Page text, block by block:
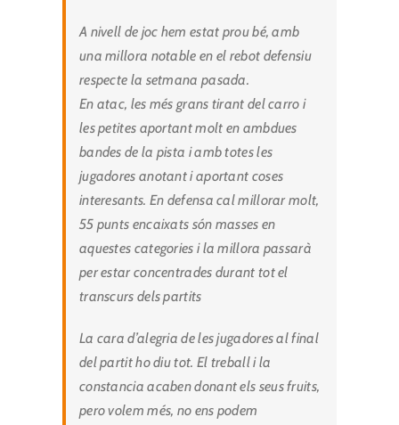
A nivell de joc hem estat prou bé, amb
una millora notable en el rebot defensiu
respecte la setmana pasada.
En atac, les més grans tirant del carro i
les petites aportant molt en ambdues
bandes de la pista i amb totes les
jugadores anotant i aportant coses
interesants. En defensa cal millorar molt,
55 punts encaixats són masses en
aquestes categories i la millora passarà
per estar concentrades durant tot el
transcurs dels partits
La cara d’alegria de les jugadores al final
del partit ho diu tot. El treball i la
constancia acaben donant els seus fruits,
pero volem més, no ens podem